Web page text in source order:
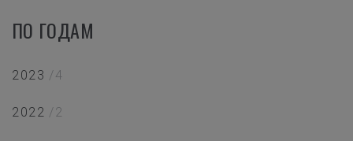
ПО ГОДАМ
2023 /4
2022 /2